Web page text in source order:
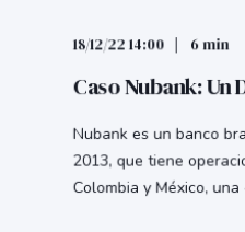
18/12/22 14:00 6 min
Caso Nubank: Un
Nubank es un banco
2013, que tiene
Colombia y México, una